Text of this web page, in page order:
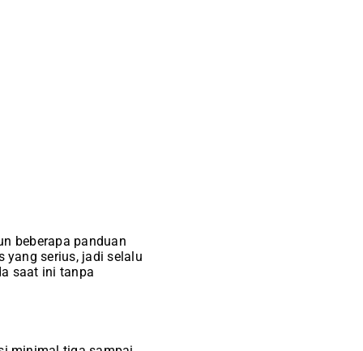
beberapa panduan
yang serius, jadi selalu
saat ini tanpa